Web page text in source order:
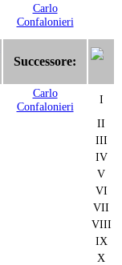
Carlo
Confalonieri
Successore:
Carlo
Confalonieri
I
II
III
IV
V
VI
VII
VIII
IX
X